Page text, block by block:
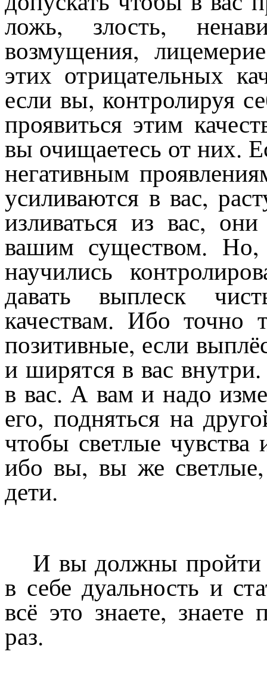
ложь, злость,
возмущения,
этих отрицательных
если вы, контролируя
проявиться этим
вы очищаетесь от них.
негативным
усиливаются в вас,
изливаться из вас,
вашим существом.
научились
давать выплеск
качествам. Ибо точно
позитивные, если
и ширятся в вас
в вас. А вам и надо
его, подняться на
чтобы светлые чувства
ибо вы, вы же
дети.
И вы должны пройти
в себе дуальность и
всё это знаете,
раз.